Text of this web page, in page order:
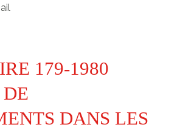
179-1980
DANS LES